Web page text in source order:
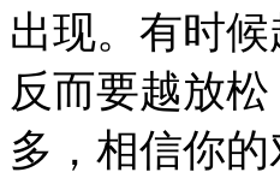
出现。有时候
反而要越放
多，相信你